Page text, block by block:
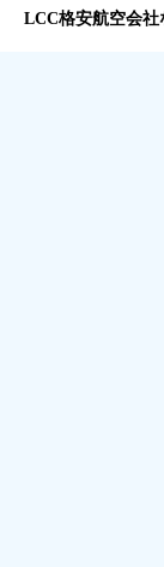
LCC格安航空会